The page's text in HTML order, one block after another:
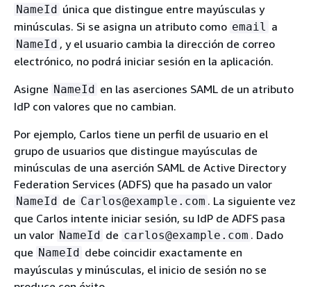
NameId única que distingue entre mayúsculas y
minúsculas. Si se asigna un atributo como email a
NameId , y el usuario cambia la dirección de correo
electrónico, no podrá iniciar sesión en la aplicación.
Asigne NameId en las aserciones SAML de un atributo
IdP con valores que no cambian.
Por ejemplo, Carlos tiene un perfil de usuario en el
grupo de usuarios que distingue mayúsculas de
minúsculas de una aserción SAML de Active Directory
Federation Services (ADFS) que ha pasado un valor
NameId de Carlos@example.com . La siguiente vez
que Carlos intente iniciar sesión, su IdP de ADFS pasa
un valor NameId de carlos@example.com . Dado
que NameId debe coincidir exactamente en
mayúsculas y minúsculas, el inicio de sesión no se